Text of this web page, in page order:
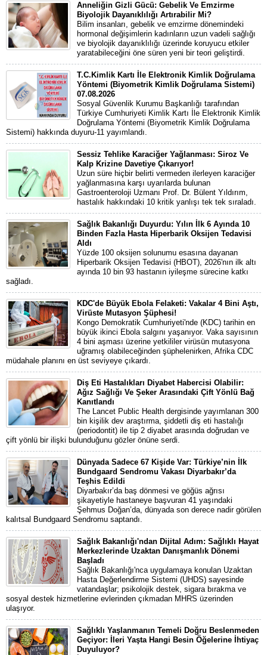
Anneliğin Gizli Gücü: Gebelik Ve Emzirme
Biyolojik Dayanıklılığı Artırabilir Mi?
Bilim insanları, gebelik ve emzirme dönemindeki
hormonal değişimlerin kadınların uzun vadeli sağlığı
ve biyolojik dayanıklılığı üzerinde koruyucu etkiler
yaratabileceğini öne süren yeni bir teori geliştirdi.
T.C.Kimlik Kartı İle Elektronik Kimlik Doğrulama
Yöntemi (Biyometrik Kimlik Doğrulama Sistemi)
07.08.2026
Sosyal Güvenlik Kurumu Başkanlığı tarafından
Türkiye Cumhuriyeti Kimlik Kartı İle Elektronik Kimlik
Doğrulama Yöntemi (Biyometrik Kimlik Doğrulama
Sistemi) hakkında duyuru-11 yayımlandı.
Sessiz Tehlike Karaciğer Yağlanması: Siroz Ve
Kalp Krizine Davetiye Çıkarıyor!
Uzun süre hiçbir belirti vermeden ilerleyen karaciğer
yağlanmasına karşı uyarılarda bulunan
Gastroenteroloji Uzmanı Prof. Dr. Bülent Yıldırım,
hastalık hakkındaki 10 kritik yanlışı tek tek sıraladı.
Sağlık Bakanlığı Duyurdu: Yılın İlk 6 Ayında 10
Binden Fazla Hasta Hiperbarik Oksijen Tedavisi
Aldı
Yüzde 100 oksijen solunumu esasına dayanan
Hiperbarik Oksijen Tedavisi (HBOT), 2026'nın ilk altı
ayında 10 bin 93 hastanın iyileşme sürecine katkı
sağladı.
KDC'de Büyük Ebola Felaketi: Vakalar 4 Bini Aştı,
Virüste Mutasyon Şüphesi!
Kongo Demokratik Cumhuriyeti'nde (KDC) tarihin en
büyük ikinci Ebola salgını yaşanıyor. Vaka sayısının
4 bini aşması üzerine yetkililer virüsün mutasyona
uğramış olabileceğinden şüphelenirken, Afrika CDC
müdahale planını en üst seviyeye çıkardı.
Diş Eti Hastalıkları Diyabet Habercisi Olabilir:
Ağız Sağlığı Ve Şeker Arasındaki Çift Yönlü Bağ
Kanıtlandı
The Lancet Public Health dergisinde yayımlanan 300
bin kişilik dev araştırma, şiddetli diş eti hastalığı
(periodontit) ile tip 2 diyabet arasında doğrudan ve
çift yönlü bir ilişki bulunduğunu gözler önüne serdi.
Dünyada Sadece 67 Kişide Var: Türkiye’nin İlk
Bundgaard Sendromu Vakası Diyarbakır’da
Teşhis Edildi
Diyarbakır’da baş dönmesi ve göğüs ağrısı
şikayetiyle hastaneye başvuran 41 yaşındaki
Şehmus Doğan’da, dünyada son derece nadir görülen
kalıtsal Bundgaard Sendromu saptandı.
Sağlık Bakanlığı'ndan Dijital Adım: Sağlıklı Hayat
Merkezlerinde Uzaktan Danışmanlık Dönemi
Başladı
Sağlık Bakanlığı'nca uygulamaya konulan Uzaktan
Hasta Değerlendirme Sistemi (UHDS) sayesinde
vatandaşlar; psikolojik destek, sigara bırakma ve
sosyal destek hizmetlerine evlerinden çıkmadan MHRS üzerinden
ulaşıyor.
Sağlıklı Yaşlanmanın Temeli Doğru Beslenmeden
Geçiyor: İleri Yaşta Hangi Besin Öğelerine İhtiyaç
Duyuluyor?